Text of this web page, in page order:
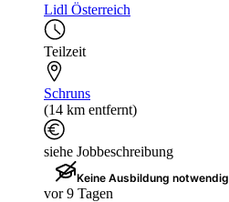
Lidl Österreich
Teilzeit
Schruns
(14 km entfernt)
siehe Jobbeschreibung
Keine Ausbildung notwendig
vor 9 Tagen